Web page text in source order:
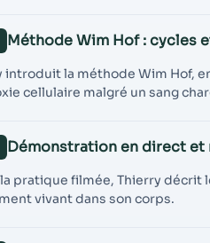
Méthode Wim Hof : cycles
introduit la méthode Wim Hof,
cellulaire malgré un sang
Démonstration en direct et
pratique filmée, Thierry décrit
vivant dans son corps.